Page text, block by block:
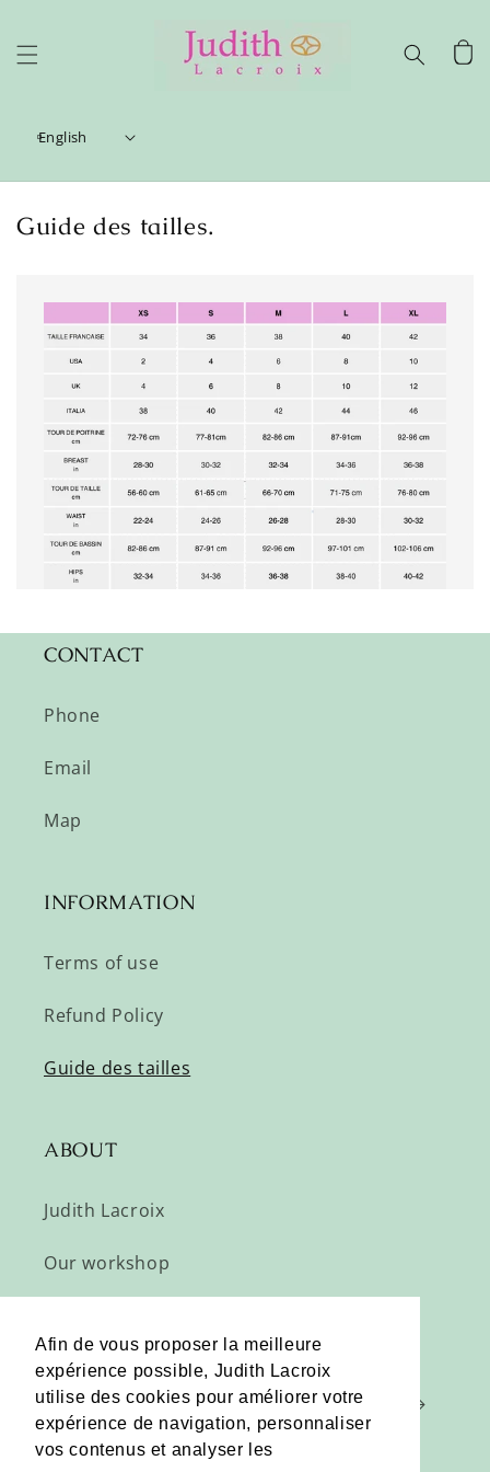
Afin de vous proposer la meilleure
expérience possible, Judith Lacroix
utilise des cookies pour améliorer votre
expérience de navigation, personnaliser
vos contenus et analyser les
English
Cart
Guide des tailles.
CONTACT
Phone
Email
Map
INFORMATION
Terms of use
Refund Policy
Guide des tailles
ABOUT
Judith Lacroix
Our workshop
Subscribe
Email